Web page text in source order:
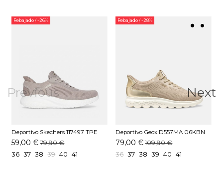
Previous
Rebajado/ -26%
Deportivo Skechers 117497 TPE
Taupe
59,00 € 79,90 €
36 37 38 39 40 41
Rebajado/ -28%
Deportivo Geox D557MA 06KBN
Taupe
79,00 € 109,90 €
36 37 38 39 40 41
Next